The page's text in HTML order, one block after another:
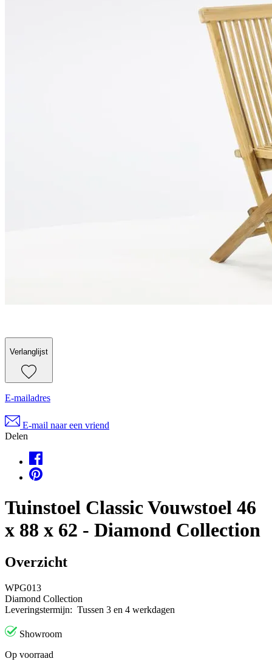
Verlanglijst
E-mailadres
E-mail naar een vriend
Delen
Tuinstoel Classic Vouwstoel 46
x 88 x 62 - Diamond Collection
Overzicht
WPG013
Diamond Collection
Leveringstermijn: Tussen 3 en 4 werkdagen
Showroom
Op voorraad